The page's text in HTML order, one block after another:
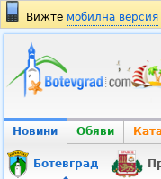
Вижте мобилна версия
Новини Обяви
Ботевград